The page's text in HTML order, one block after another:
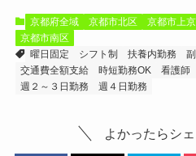
京都府全域 京都市北区 京都市上
京都市南区
曜日固定
シフト制 扶養内勤務
交通費全額支給
時短勤務OK 看護師
週２～３日勤務
週４日勤務
よかったらシ